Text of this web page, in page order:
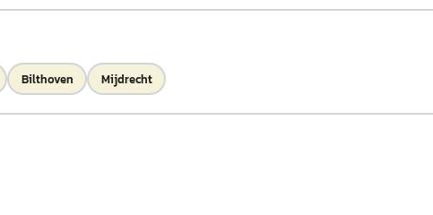
Bilthoven Mijdrecht